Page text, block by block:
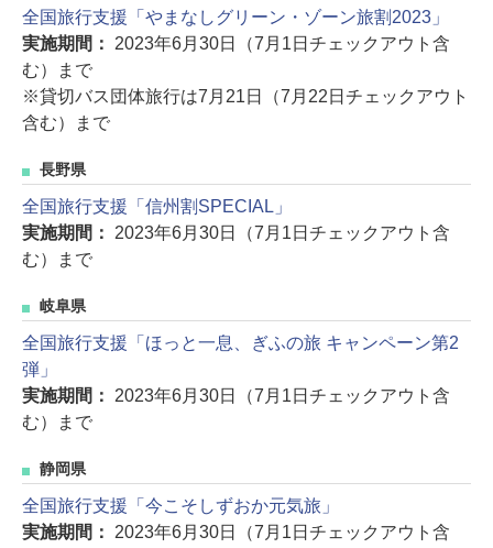
全国旅行支援「やまなしグリーン・ゾーン旅割2023」
実施期間： 2023年6月30日（7月1日チェックアウト含
む）まで
※貸切バス団体旅行は7月21日（7月22日チェックアウト
含む）まで
長野県
全国旅行支援「信州割SPECIAL」
実施期間： 2023年6月30日（7月1日チェックアウト含
む）まで
岐阜県
全国旅行支援「ほっと一息、ぎふの旅 キャンペーン第2
弾」
実施期間： 2023年6月30日（7月1日チェックアウト含
む）まで
静岡県
全国旅行支援「今こそしずおか元気旅」
実施期間： 2023年6月30日（7月1日チェックアウト含